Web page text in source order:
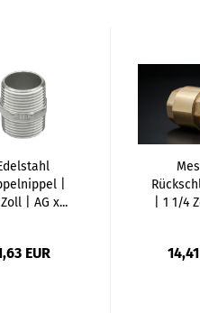
|
| AG x...
EUR
| 1 1/4